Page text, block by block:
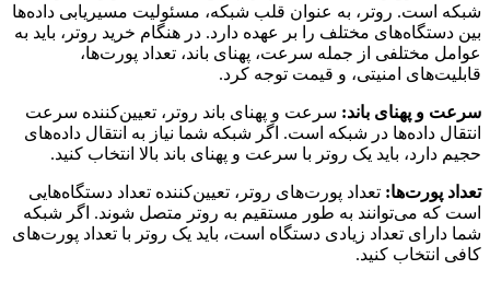
شبکه است. روتر، به عنوان قلب شبکه، مسئولیت مسیریابی داده‌ها
بین دستگاه‌های مختلف را بر عهده دارد. در هنگام خرید روتر، باید به
عوامل مختلفی از جمله سرعت، پهنای باند، تعداد پورت‌ها،
قابلیت‌های امنیتی، و قیمت توجه کرد.
سرعت و پهنای باند: سرعت و پهنای باند روتر، تعیین‌کننده سرعت
انتقال داده‌ها در شبکه است. اگر شبکه شما نیاز به انتقال داده‌های
حجیم دارد، باید یک روتر با سرعت و پهنای باند بالا انتخاب کنید.
تعداد پورت‌ها: تعداد پورت‌های روتر، تعیین‌کننده تعداد دستگاه‌هایی
است که می‌توانند به طور مستقیم به روتر متصل شوند. اگر شبکه
شما دارای تعداد زیادی دستگاه است، باید یک روتر با تعداد پورت‌های
کافی انتخاب کنید.